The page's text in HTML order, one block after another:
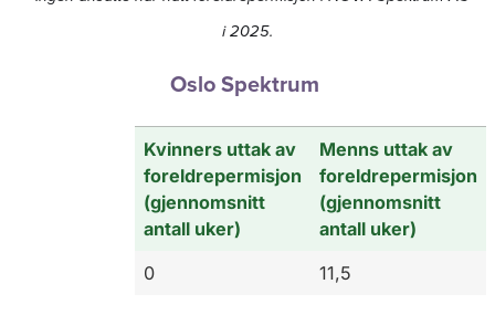
i 2025.
Oslo Spektrum
Kvinners uttak av
foreldrepermisjon
(gjennomsnitt
antall uker)
Menns uttak av
foreldrepermisjon
(gjennomsnitt
antall uker)
0
11,5